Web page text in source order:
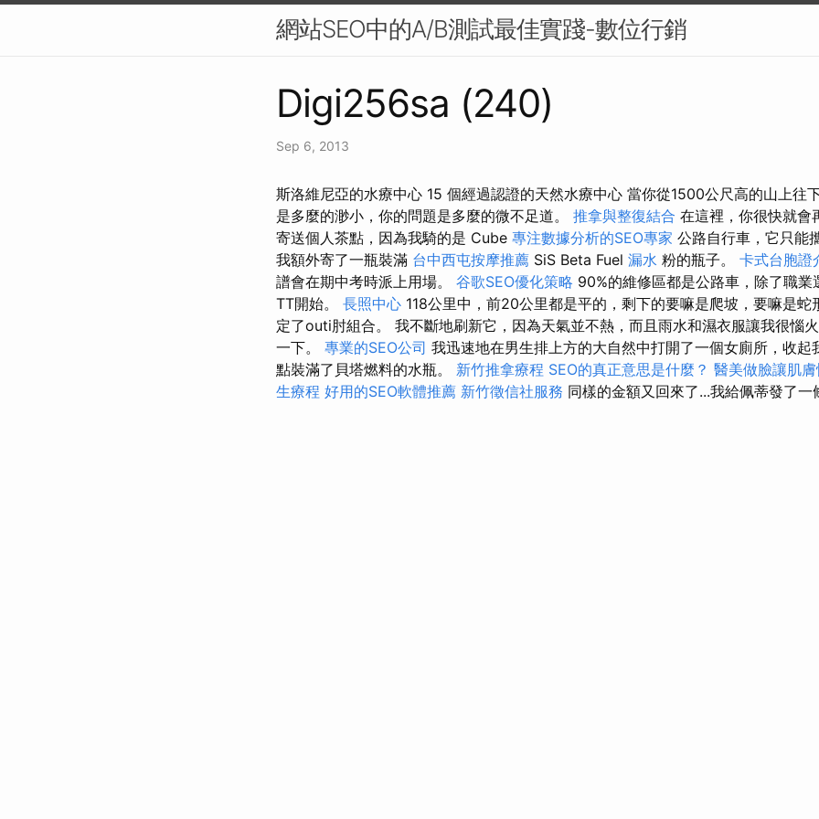
網站SEO中的A/B測試最佳實踐-數位行銷
Digi256sa (240)
Sep 6, 2013
斯洛維尼亞的水療中心 15 個經過認證的天然水療中心 當你從1500公尺高的山上往
是多麼的渺小，你的問題是多麼的微不足道。 推拿與整復結合 在這裡，你很快就會
寄送個人茶點，因為我騎的是 Cube 專注數據分析的SEO專家 公路自行車，它只能
我額外寄了一瓶裝滿 台中西屯按摩推薦 SiS Beta Fuel 漏水 粉的瓶子。 卡式台胞證
譜會在期中考時派上用場。 谷歌SEO優化策略 90%的維修區都是公路車，除了職
TT開始。 長照中心 118公里中，前20公里都是平的，剩下的要嘛是爬坡，要嘛是蛇
定了outi肘組合。 我不斷地刷新它，因為天氣並不熱，而且雨水和濕衣服讓我很惱
一下。 專業的SEO公司 我迅速地在男生排上方的大自然中打開了一個女廁所，收起
點裝滿了貝塔燃料的水瓶。 新竹推拿療程 SEO的真正意思是什麼？ 醫美做臉讓肌
生療程 好用的SEO軟體推薦 新竹徵信社服務 同樣的金額又回來了...我給佩蒂發了一